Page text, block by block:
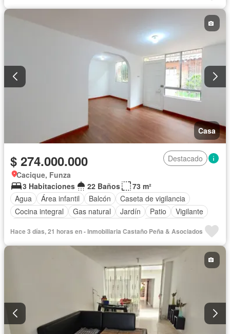
Casa
$ 274.000.000
Destacado
Cacique, Funza
3 Habitaciones
22 Baños
73 m²
Agua
Área infantil Balcón
Caseta de vigilancia
Cocina integral
Gas natural Jardín Patio
Vigilante
Electricidad
Estudio
Hace 3 días, 21 horas en - Inmobiliaria Castaño Peña & Asociados